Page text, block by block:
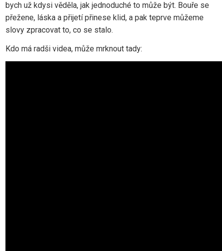
bych už kdysi věděla, jak jednoduché to může být. Bouře se
přežene, láska a přijetí přinese klid, a pak teprve můžeme
slovy zpracovat to, co se stalo.
Kdo má radši videa, může mrknout tady: